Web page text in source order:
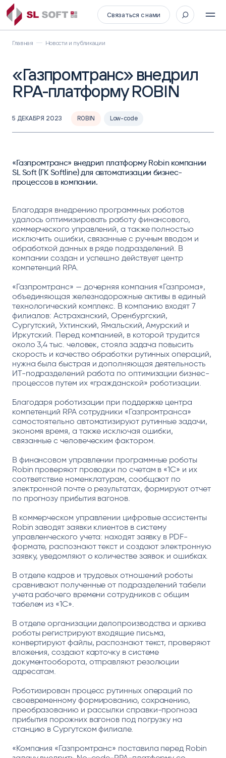
Связаться с нами
Главная Новости и публикации
«Газпромтранс» внедрил
RPA-платформу ROBIN
5 ДЕКАБРЯ 2023 ROBIN Low-code
«Газпромтранс» внедрил платформу Robin компании
SL Soft (ГК Softline) для автоматизации бизнес-
процессов в компании.
Благодаря внедрению программных роботов
удалось оптимизировать работу финансового,
коммерческого управлений, а также полностью
исключить ошибки, связанные с ручным вводом и
обработкой данных в ряде подразделений. В
компании создан и успешно действует центр
компетенций RPA.
«Газпромтранс» — дочерняя компания «Газпрома»,
объединяющая железнодорожные активы в единый
технологический комплекс. В компанию входят 7
филиалов: Астраханский, Оренбургский,
Сургутский, Ухтинский, Ямальский, Амурский и
Иркутский. Перед компанией, в которой трудится
около 3,4 тыс. человек, стояла задача повысить
скорость и качество обработки рутинных операций,
нужна была быстрая и дополняющая деятельность
ИТ-подразделений работа по оптимизации бизнес-
процессов путем их «гражданской» роботизации.
Благодаря роботизации при поддержке центра
компетенций RPA сотрудники «Газпромтранса»
самостоятельно автоматизируют рутинные задачи,
экономя время, а также исключая ошибки,
связанные с человеческим фактором.
В финансовом управлении программные роботы
Robin проверяют проводки по счетам в «1С» и их
соответствие номенклатурам, сообщают по
электронной почте о результатах, формируют отчет
по прогнозу прибытия вагонов.
В коммерческом управлении цифровые ассистенты
Robin заводят заявки клиентов в систему
управленческого учета: находят заявку в PDF-
формате, распознают текст и создают электронную
заявку, уведомляют о количестве заявок и ошибках.
В отделе кадров и трудовых отношений роботы
сравнивают полученные от подразделений табели
учета рабочего времени сотрудников с общим
табелем из «1С».
В отделе организации делопроизводства и архива
роботы регистрируют входящие письма,
конвертируют файлы, распознают текст, проверяют
вложения, создают карточку в системе
документооборота, отправляют резолюции
адресатам.
Роботизирован процесс рутинных операций по
своевременному формированию, сохранению,
преобразованию и рассылки справки-прогноза
прибытия порожних вагонов под погрузку на
станцию в Сургутском филиале.
«Компания «Газпромтранс» поставила перед Robin